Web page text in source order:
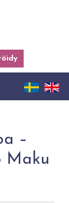
–
Maku